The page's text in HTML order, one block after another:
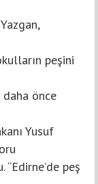
peşini
daha önce
Yusuf
“Edirne’de peş